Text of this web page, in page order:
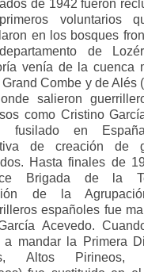
de 1942 fueron
voluntarios
en los bosques
de
venía de la cuenca
Combe y de Alés
salieron
como Cristino
fusilado en
de creación de
Hasta finales de
Brigada de la
de la
españoles fue
Acevedo.
a mandar la Primera
Altos Pirineos,